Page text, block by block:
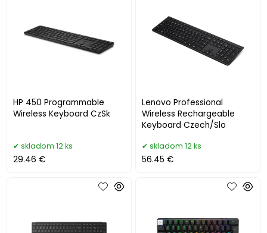
HP 450 Programmable
Wireless Keyboard CzSk
skladom 12 ks
29.46 €
Lenovo Professional
Wireless Rechargeable
Keyboard Czech/Slo
skladom 12 ks
56.45 €